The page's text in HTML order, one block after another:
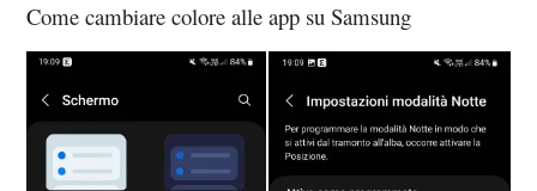
Come cambiare colore alle app su Samsung